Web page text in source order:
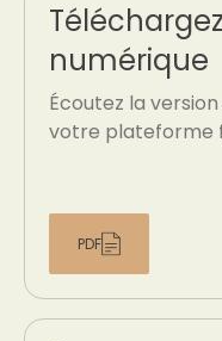
numérique
Écoutez la
votre plateforme
PDF